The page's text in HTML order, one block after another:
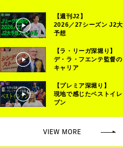
【週刊J2】
2026／27シーズン J2大
予想
【ラ・リーガ深堀り】
デ・ラ・フエンテ監督の
キャリア
【プレミア深堀り】
現地で感じたベストイレ
ブン
VIEW MORE